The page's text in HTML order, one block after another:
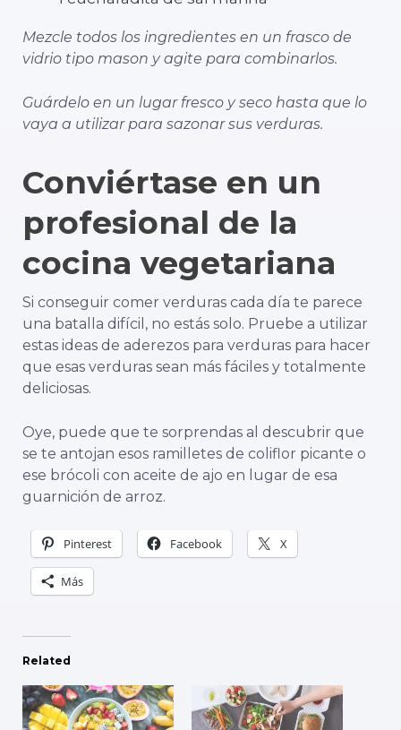
Mezcle todos los ingredientes en un frasco de
vidrio tipo mason y agite para combinarlos.
Guárdelo en un lugar fresco y seco hasta que lo
vaya a utilizar para sazonar sus verduras.
Conviértase en un
profesional de la
cocina vegetariana
Si conseguir comer verduras cada día te parece
una batalla difícil, no estás solo. Pruebe a utilizar
estas ideas de aderezos para verduras para hacer
que esas verduras sean más fáciles y totalmente
deliciosas.
Oye, puede que te sorprendas al descubrir que
se te antojan esos ramilletes de coliflor picante o
ese brócoli con aceite de ajo en lugar de esa
guarnición de arroz.
Pinterest Facebook X
Más
Related